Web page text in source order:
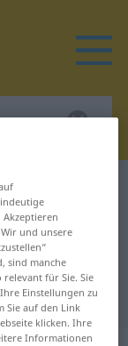
für
und unsere
sind manche
für Sie. Sie
Einstellungen zu
Sie auf den Link
klicken. Ihre
Informationen